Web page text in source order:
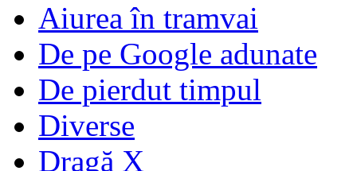
Aiurea în tramvai
De pe Google adunate
De pierdut timpul
Diverse
Dragă X